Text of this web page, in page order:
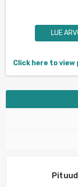
LUE
Click here to